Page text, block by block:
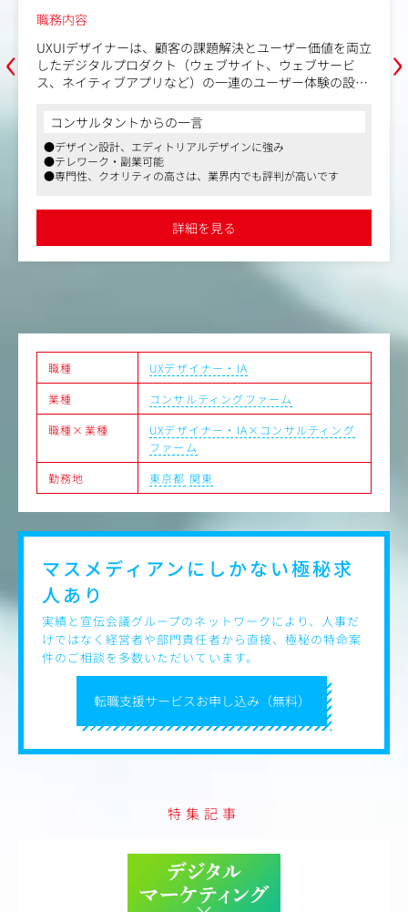
らブランドのコアを探していく分、クライアントの意見や
す。一方的に何かを提供するだけでなく、プロジェクトを
通して常に学びながら成長し、自分のケイパビリティや視
野を広げていける環境です。
ブランドを起点にクライアントの成果に貢献したい方にお
すすめのポジションです。
【仕事内容（変更の範囲）】
変更の範囲：同社における各種業務全般
‹
職務内容
UXUIデザイナーは、顧客の課題解決とユーザー価値を両立
したデジタルプロダクト（ウェブサイト、ウェブサービ
ス、ネイティブアプリなど）の一連のユーザー体験の設計
【業務内容】
・UXデザインに関わる一連のプロセスのリード
・開発チームに対する実装に向けたディレクション
・ステークホルダーへの提案/合意形成のための活動
・要求仕様に基づくコンテンツ・情報構造の設計、デザイ
コンサルタントからの一言
●デザイン設計、エディトリアルデザインに強み
●テレワーク・副業可能
●専門性、クオリティの高さは、業界内でも評判が高いです
詳細を見る
›
職種
UXデザイナー・IA
業種
コンサルティングファーム
職種×業種
UXデザイナー・IA×コンサルティング
ファーム
勤務地
東京都 関東
転職支援サービスお申し込み（無料）
マスメディアンにしかない極秘求
人あり
実績と宣伝会議グループのネットワークにより、人事だ
けではなく経営者や部門責任者から直接、極秘の特命案
件のご相談を多数いただいています。
特集記事